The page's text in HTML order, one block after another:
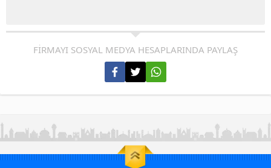
FİRMAYI SOSYAL MEDYA HESAPLARINDA PAYLAŞ